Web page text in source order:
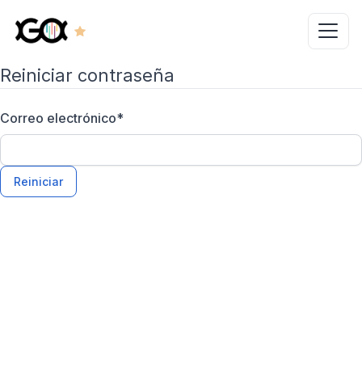
Reiniciar contraseña
Correo electrónico*
Reiniciar